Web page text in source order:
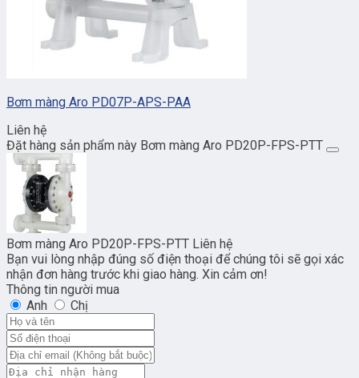
Bơm màng Aro PD07P-APS-PAA
Liên hệ
Đặt hàng sản phẩm này Bơm màng Aro PD20P-FPS-PTT
Bơm màng Aro PD20P-FPS-PTT Liên hệ
Bạn vui lòng nhập đúng số điện thoại để chúng tôi sẽ gọi xác
nhận đơn hàng trước khi giao hàng. Xin cảm ơn!
Thông tin người mua
Anh
Chị